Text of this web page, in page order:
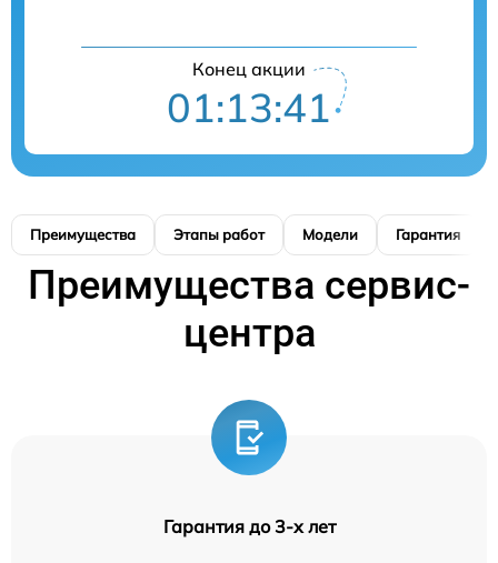
Конец акции
01:13:41
Преимущества Этапы работ Модели Гарантия
Преимущества сервис-
центра
Гарантия до 3-х лет